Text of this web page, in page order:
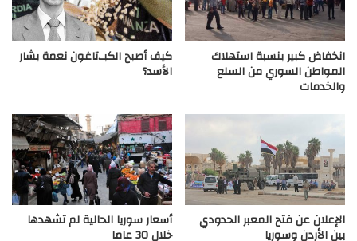
انخفاض كبير بنسبة استهلاك
المواطن السوري من السلع
والخدمات
كيف أصبح الكبـ.تاغون نعمة بشار
الأسد؟
الإعلان عن فتح المعبر الحدودي
بين الأردن وسوريا
أسعار سوريا الحالية لم تشهدها
خلال 30 عاما